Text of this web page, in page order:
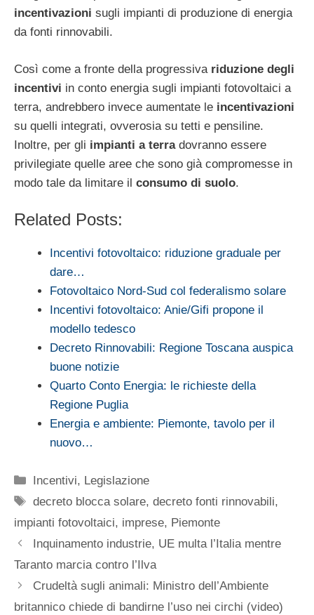
incentivazioni sugli impianti di produzione di energia
da fonti rinnovabili.
Così come a fronte della progressiva riduzione degli
incentivi in conto energia sugli impianti fotovoltaici a
terra, andrebbero invece aumentate le incentivazioni
su quelli integrati, ovverosia su tetti e pensiline.
Inoltre, per gli impianti a terra dovranno essere
privilegiate quelle aree che sono già compromesse in
modo tale da limitare il consumo di suolo.
Related Posts:
Incentivi fotovoltaico: riduzione graduale per
dare…
Fotovoltaico Nord-Sud col federalismo solare
Incentivi fotovoltaico: Anie/Gifi propone il
modello tedesco
Decreto Rinnovabili: Regione Toscana auspica
buone notizie
Quarto Conto Energia: le richieste della
Regione Puglia
Energia e ambiente: Piemonte, tavolo per il
nuovo…
Categorie
Incentivi, Legislazione
Tag
decreto blocca solare,decreto fonti rinnovabili,
impianti fotovoltaici, imprese, Piemonte
Inquinamento industrie, UE multa l’Italia mentre
Taranto marcia contro l’Ilva
Crudeltà sugli animali: Ministro dell’Ambiente
britannico chiede di bandirne l’uso nei circhi (video)